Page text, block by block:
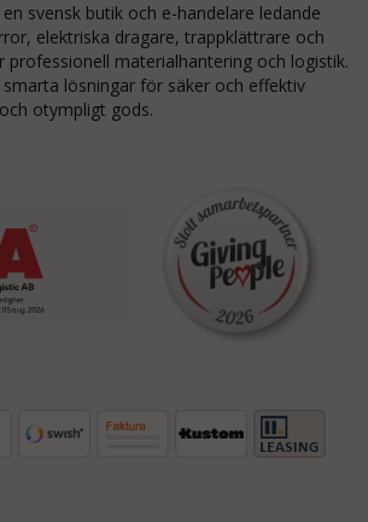
svensk butik och e-handelare ledande
, elektriska dragare, trappklättrare och
professionell materialhantering och logistik.
lösningar för säker och effektiv
otympligt gods.